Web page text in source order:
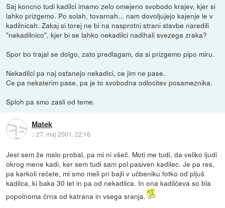
Saj koncno tudi kadilci imamo zelo omejeno svobodo krajev, kjer si
lahko prizgemo. Po solah, tovarnah... nam dovoljujejo kajenje le v
kadilnicah. Zakaj si torej ne bi na nasprotni strani stavbe naredili
"nekadilnico", kjer bi se lahko nekadilci nadihali svezega zraka?
Spor bo trajal se dolgo, zato predlagam, da si prizgemo pipo miru.
Nekadilci pa naj ostanejo nekadici, ce jim ne pase.
Ce pa nekaterim pase, pa je to svobodna odlocitev posameznika.
Sploh pa smo zasli od teme.
Matek
::27. maj 2001, 22:16
Jest sem že malo probal, pa mi ni všeč. Moti me tudi, da veliko ljudi
okrog mene kadi, ker sem tudi sam pol pasiven kadilec. Je pa res,
pa karkoli rečete, mi smo meli pri bajli v učbeniku fotko od pljuš
kadilca, ki baka 30 let in pa od nekadilca. In ona kadilčeva so bla
popolnoma črna od katrana in vsega sranja.